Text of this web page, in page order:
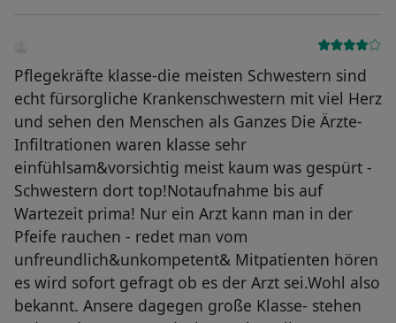
Pflegekräfte klasse-die meisten Schwestern sind
echt fürsorgliche Krankenschwestern mit viel Herz
und sehen den Menschen als Ganzes Die Ärzte-
Infiltrationen waren klasse sehr
einfühlsam&vorsichtig meist kaum was gespürt -
Schwestern dort top!Notaufnahme bis auf
Wartezeit prima! Nur ein Arzt kann man in der
Pfeife rauchen - redet man vom
unfreundlich&unkompetent& Mitpatienten hören
es wird sofort gefragt ob es der Arzt sei.Wohl also
bekannt. Ansere dagegen große Klasse- stehen